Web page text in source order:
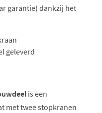
garantie) dankzij het
geleverd
is een
met twee stopkranen